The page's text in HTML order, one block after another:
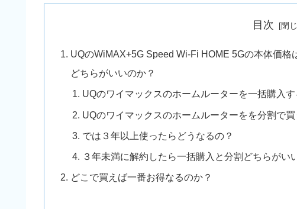
目次
UQのWiMAX+5G Speed Wi-Fi HOME 5Gの本体価
どちらがいいのか？
UQのワイマックスのホームルーターを一括購入す
UQのワイマックスのホームルーターをを分割で買
では３年以上使ったらどうなるの？
３年未満に解約したら一括購入と分割どちらがい
どこで買えば一番お得なるのか？